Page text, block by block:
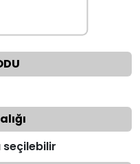
seçilebilir